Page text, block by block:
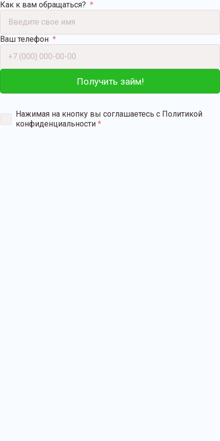
Как к вам обращаться?
Ваш телефон
Получить займ!
Нажимая на кнопку вы соглашаетесь с Политикой
конфиденциальности